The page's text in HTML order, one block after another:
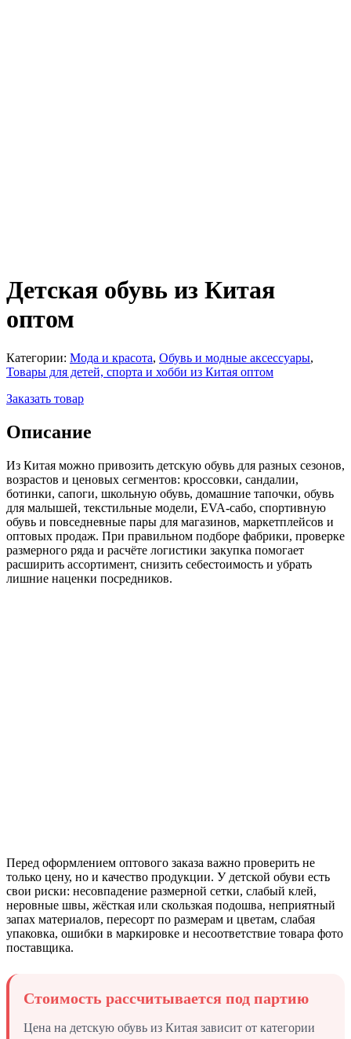
Детская обувь из Китая
оптом
Категории: Мода и красота, Обувь и модные аксессуары,
Товары для детей, спорта и хобби из Китая оптом
Заказать товар
Описание
Из Китая можно привозить детскую обувь для разных сезонов,
возрастов и ценовых сегментов: кроссовки, сандалии,
ботинки, сапоги, школьную обувь, домашние тапочки, обувь
для малышей, текстильные модели, EVA-сабо, спортивную
обувь и повседневные пары для магазинов, маркетплейсов и
оптовых продаж. При правильном подборе фабрики, проверке
размерного ряда и расчёте логистики закупка помогает
расширить ассортимент, снизить себестоимость и убрать
лишние наценки посредников.
Перед оформлением оптового заказа важно проверить не
только цену, но и качество продукции. У детской обуви есть
свои риски: несовпадение размерной сетки, слабый клей,
неровные швы, жёсткая или скользкая подошва, неприятный
запах материалов, пересорт по размерам и цветам, слабая
упаковка, ошибки в маркировке и несоответствие товара фото
поставщика.
Стоимость рассчитывается под партию
Цена на детскую обувь из Китая зависит от категории